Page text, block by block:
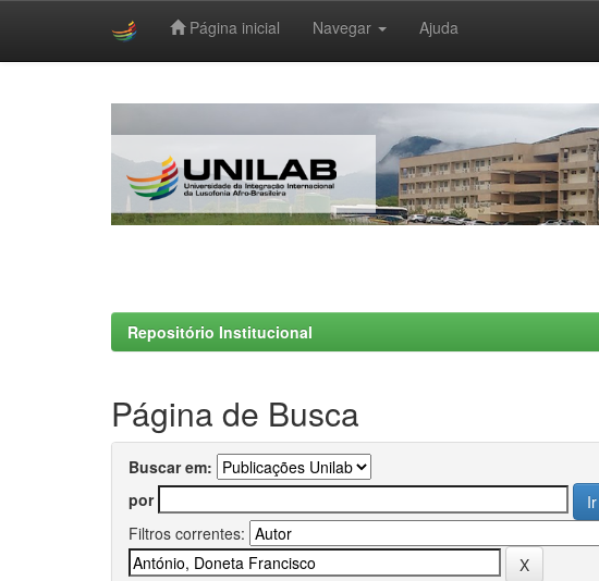
Página inicial Navegar Ajuda
Repositório Institucional
Página de Busca
Buscar em:
por
Filtros correntes: